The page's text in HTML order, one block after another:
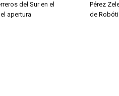
del Sur en el
apertura
Pérez
de